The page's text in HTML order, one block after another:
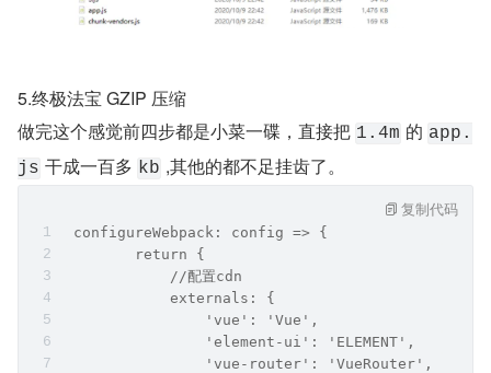
5.终极法宝 GZIP 压缩
做完这个感觉前四步都是小菜一碟，直接把 1.4m 的 app.
js 干成一百多 kb ,其他的都不足挂齿了。
configureWebpack: config => {
        return {
            //配置cdn
            externals: {
                'vue': 'Vue',
                'element-ui': 'ELEMENT',
                'vue-router': 'VueRouter',
复制代码